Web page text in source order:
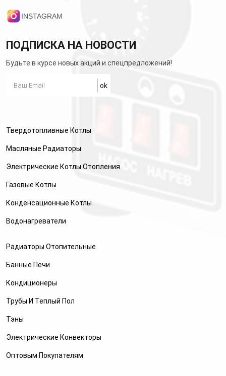
INSTAGRAM
ПОДПИСКА НА НОВОСТИ
Будьте в курсе новых акций и спецпредложений!
Твердотопливные Котлы
Масляные Радиаторы
Электрические Котлы Отопления
Газовые Котлы
Конденсационные Котлы
Водонагреватели
Радиаторы Отопительные
Банные Печи
Кондиционеры
Трубы И Теплый Пол
Тэны
Электрические Конвекторы
Оптовым Покупателям